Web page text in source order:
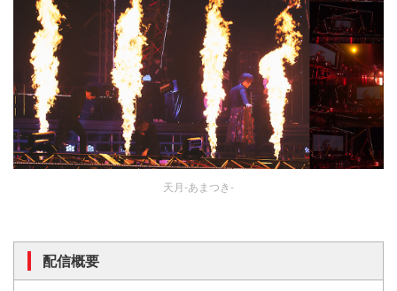
天月-あまつき-
配信概要